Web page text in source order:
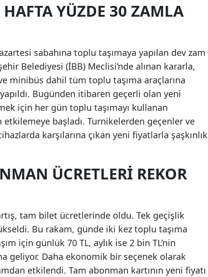
Erzincan
Gaziantep
Giresun
Gümüşhane
Hakkari
Isparta
İzmir
Kars
Kastamonu
YÜZDE 30 ZAMLA
sabahına toplu taşımaya yapılan dev zam
Belediyesi (İBB) Meclisi’nde alınan kararla,
minibüs dahil tüm toplu taşıma araçlarına
Bugünden itibaren geçerli olan yeni
için her gün toplu taşımayı kullanan
başladı. Turnikelerden geçenler ve
karşılarına çıkan yeni fiyatlarla şaşkınlık
ÜCRETLERI REKOR
tam bilet ücretlerinde oldu. Tek geçişlik
Bu rakam, günde iki kez toplu taşıma
için günlük 70 TL, aylık ise 2 bin TL’nin
geliyor. Daha ekonomik bir seçenek olarak
etkilendi. Tam abonman kartının yeni fiyatı